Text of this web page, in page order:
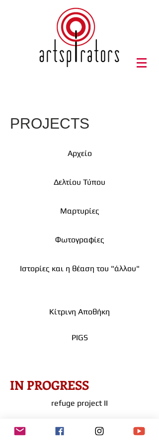
PROJECTS
Αρχείο
Δελτίου Τύπου
Μαρτυρίες
Φωτογραφίες
Ιστορίες και η θέαση του "άλλου"
Κίτρινη Αποθήκη
PIGS
IN PROGRESS
refuge project II